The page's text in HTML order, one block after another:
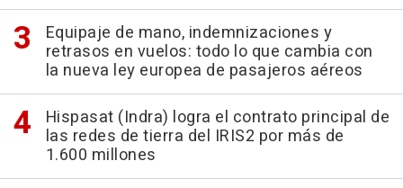
Equipaje de mano, indemnizaciones y
retrasos en vuelos: todo lo que cambia con
la nueva ley europea de pasajeros aéreos
Hispasat (Indra) logra el contrato principal de
las redes de tierra del IRIS2 por más de
1.600 millones